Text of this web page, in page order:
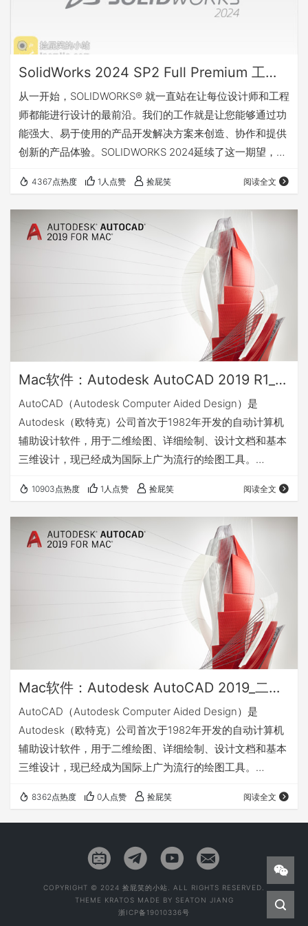
SolidWorks 2024 SP2 Full Premium 工业机械三维设计软件
从一开始，SOLIDWORKS® 就一直站在让每位设计师和工程
师都能进行设计的最前沿。我们的工作就是让您能够通过功
能强大、易于使用的产品开发解决方案来创造、协作和提供
创新的产品体验。SOLIDWORKS 2024延续了这一期望，同
交流和管理三维设计的方式。工作更智能。更快地工作。使
用 SOLIDWORKS 2024 协同工作。 更多详情请访问官网：
点击前往 安装方法 我有话要说 下载地址
4367点热度 1人点赞 捡屁笑 阅读全文
Mac软件：Autodesk AutoCAD 2019 R1_二维三维工程制图设计软件（包含LT版本）
AutoCAD（Autodesk Computer Aided Design）是
Autodesk（欧特克）公司首次于1982年开发的自动计算机
辅助设计软件，用于二维绘图、详细绘制、设计文档和基本
三维设计，现已经成为国际上广为流行的绘图工具。
式便可以进行各种操作。它的多文档设计环境，让非计算机
专业人员也能很快地学会使用。因此它在全球广泛使用，可
以用于土木建筑，装饰装潢，工业制图，工程制图，电子工
业，服装加工等多方面领域。 AutoCAD具有广泛的适应
10903点热度 1人点赞 捡屁笑 阅读全文
Mac软件：Autodesk AutoCAD 2019_二维三维工程制图设计软件
AutoCAD（Autodesk Computer Aided Design）是
Autodesk（欧特克）公司首次于1982年开发的自动计算机
辅助设计软件，用于二维绘图、详细绘制、设计文档和基本
三维设计，现已经成为国际上广为流行的绘图工具。
式便可以进行各种操作。它的多文档设计环境，让非计算机
专业人员也能很快地学会使用。因此它在全球广泛使用，可
业，服装加工等多方面领域。 AutoCAD具有广泛的适应
8362点热度 0人点赞 捡屁笑 阅读全文
COPYRIGHT © 2024 捡屁笑的小站. ALL RIGHTS RESERVED.
THEME KRATOS MADE BY SEATON JIANG
浙ICP备19010336号